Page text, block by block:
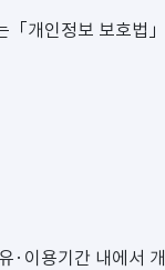
개인정보 보호법
·이용기간 내에서